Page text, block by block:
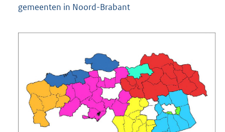
gemeenten in Noord-Brabant